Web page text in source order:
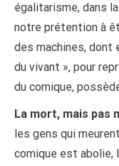
égalitarisme, dans
notre prétention à
des machines, dont
du vivant », pour
du comique,
La mort, mais pas
les gens qui
comique est abolie,